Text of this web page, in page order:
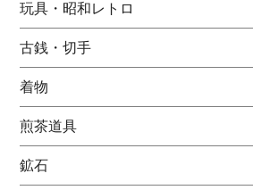
玩具・昭和レトロ
古銭・切手
着物
煎茶道具
鉱石